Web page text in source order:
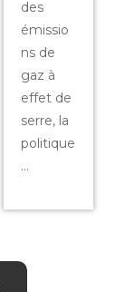
des
émissio
ns de
gaz à
effet de
serre, la
politique
...